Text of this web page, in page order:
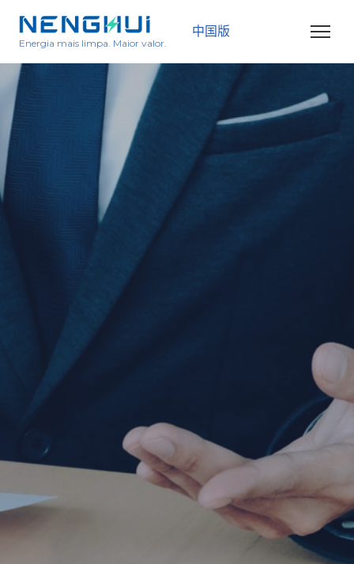
Energia mais limpa. Maior valor.
中国版